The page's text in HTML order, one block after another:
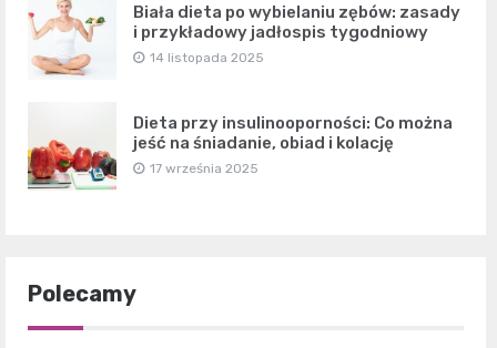
Biała dieta po wybielaniu zębów: zasady
i przykładowy jadłospis tygodniowy
14 listopada 2025
Dieta przy insulinooporności: Co można
jeść na śniadanie, obiad i kolację
17 września 2025
Polecamy